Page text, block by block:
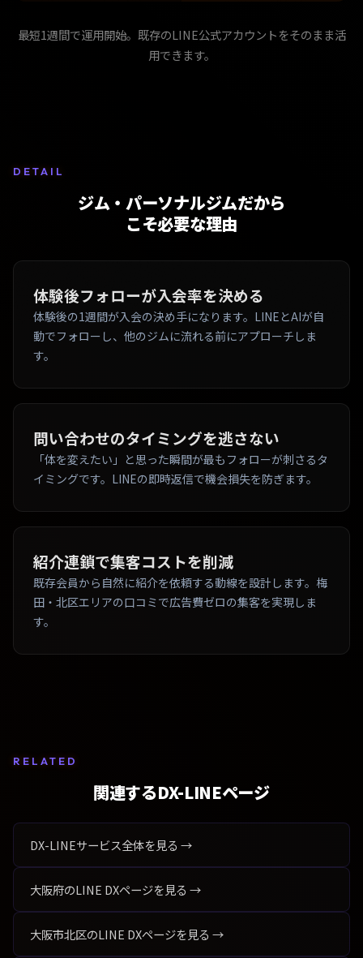
最短1週間で運用開始。既存のLINE公式アカウントをそのまま活
用できます。
DETAIL
ジム・パーソナルジムだから
こそ必要な理由
体験後フォローが入会率を決める
体験後の1週間が入会の決め手になります。LINEとAIが自
動でフォローし、他のジムに流れる前にアプローチしま
す。
問い合わせのタイミングを逃さない
「体を変えたい」と思った瞬間が最もフォローが刺さるタ
イミングです。LINEの即時返信で機会損失を防ぎます。
紹介連鎖で集客コストを削減
既存会員から自然に紹介を依頼する動線を設計します。梅
田・北区エリアの口コミで広告費ゼロの集客を実現しま
す。
RELATED
関連するDX-LINEページ
DX-LINEサービス全体を見る →
大阪府のLINE DXページを見る →
大阪市北区のLINE DXページを見る →